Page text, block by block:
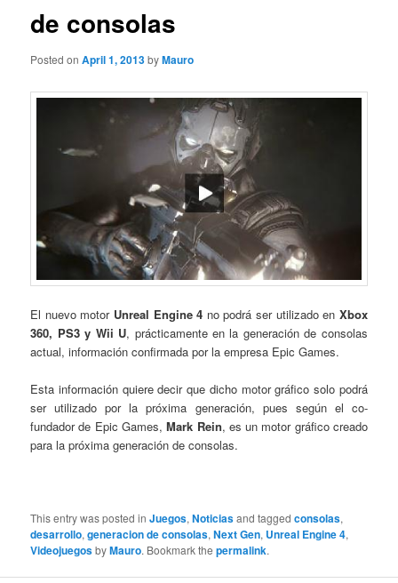
de consolas
Posted onApril 1, 2013byMauro
El nuevo motor Unreal Engine 4 no podrá ser utilizado en Xbox
360, PS3 y Wii U, prácticamente en la generación de consolas
actual, información confirmada por la empresa Epic Games.
Esta información quiere decir que dicho motor gráfico solo podrá
ser utilizado por la próxima generación, pues según el co-
fundador de Epic Games,Mark Rein, es un motor gráfico creado
para la próxima generación de consolas.
This entry was posted inJuegos,Noticiasand taggedconsolas,
desarrollo,generacion de consolas,Next Gen, Unreal Engine 4,
VideojuegosbyMauro. Bookmark thepermalink.